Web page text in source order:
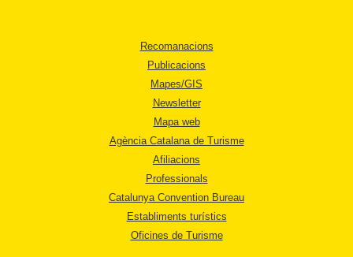
Recomanacions
Publicacions
Mapes/GIS
Newsletter
Mapa web
Agència Catalana de Turisme
Afiliacions
Professionals
Catalunya Convention Bureau
Establiments turístics
Oficines de Turisme